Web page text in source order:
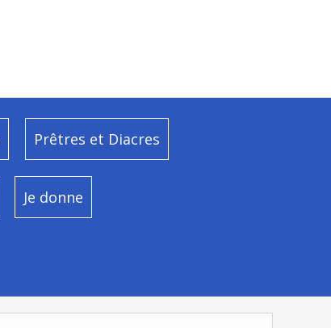
Prêtres et Diacres
Je donne